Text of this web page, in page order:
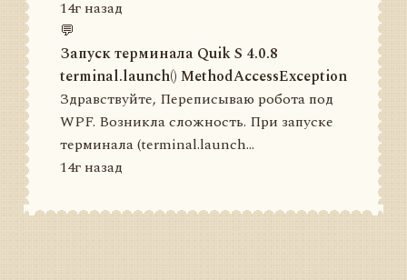
14г назад
💬
Запуск терминала Quik S 4.0.8
terminal.launch() MethodAccessException
Здравствуйте, Переписываю робота под
WPF. Возникла сложность. При запуске
терминала (terminal.launch...
14г назад